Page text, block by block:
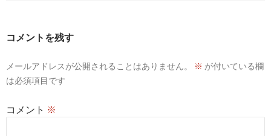
コメントを残す
メールアドレスが公開されることはありません。 ※ が付いている欄
は必須項目です
コメント ※